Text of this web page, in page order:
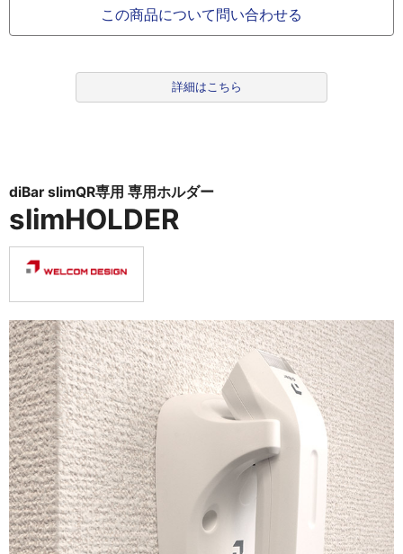
この商品について問い合わせる
詳細はこちら
diBar slimQR専用 専用ホルダー
slimHOLDER